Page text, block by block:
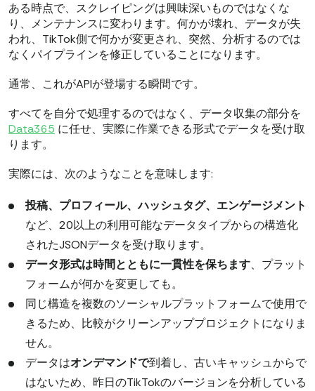
ある時点で、スクレイピングは興味深いものではなくな
り、メンテナンスに変わります。何かが壊れ、データが失
われ、TikTok側で何かが変更され、突然、分析するのでは
なくパイプラインを修正していることになります。
通常、これがAPIが登場する瞬間です。
すべてを自分で処理するのではなく、データ収集の部分を
Data365 に任せ、実際に作業できる形式でデータを受け取
ります。
実際には、次のようなことを意味します:
投稿、プロフィール、ハッシュタグ、エンゲージメント
など、20以上の利用可能なデータタイプからの構造化
されたJSONデータを受け取ります。
データ形式は時間とともに一貫性を保ちます、プラット
フォームが何かを変更しても。
同じ構造を複数のソーシャルプラットフォームで使用で
きるため、比較がクリーンアッププロジェクトになりま
せん。
データはオンデマンドで到着し、古いキャッシュからで
はないため、昨日のTikTokのバージョンを分析している